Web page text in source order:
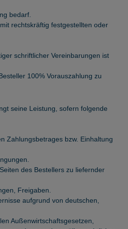
bedarf.
rechtskräftig festgestellten oder
schriftlicher Vereinbarungen ist
100% Vorauszahlung zu
seine Leistung, sofern folgende
Zahlungsbetrages bzw. Einhaltung
des Bestellers zu liefernder
Freigaben.
aufgrund von deutschen,
Außenwirtschaftsgesetzen,